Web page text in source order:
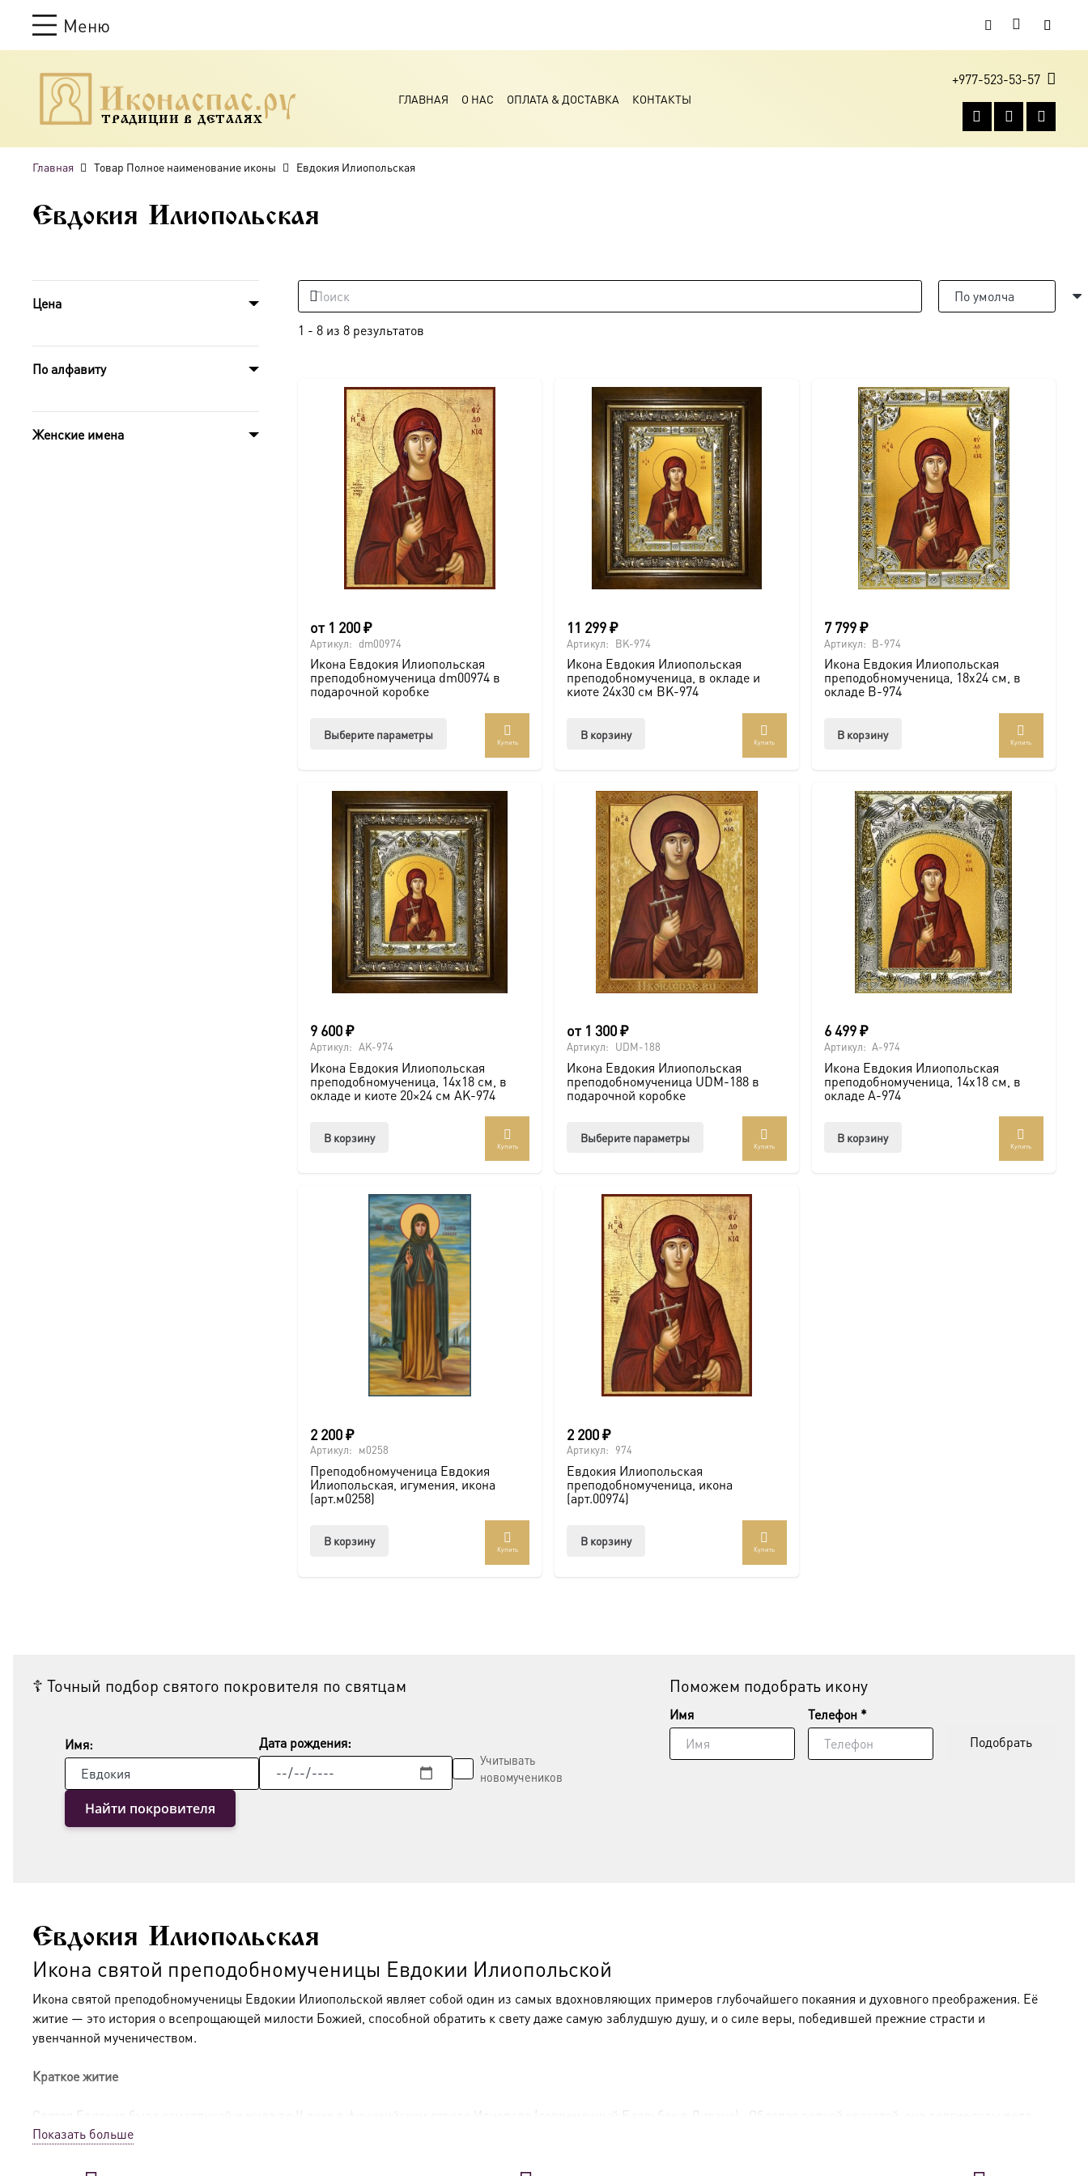
Меню
ТРАДИЦИИ В ДЕТАЛЯХ
ГЛАВНАЯ О НАС ОПЛАТА & ДОСТАВКА КОНТАКТЫ
+977-523-53-57
Главная Товар Полное наименование иконы Евдокия Илиопольская
Евдокия Илиопольская
Цена
По алфавиту
Женские имена
1 - 8 из 8 результатов
от 1 200₽
Артикул: dm00974
Икона Евдокия Илиопольская
преподобномученица dm00974 в
подарочной коробке
Выберите параметры
вариаций.
Опции
можно
выбрать
на
странице
товара.
Купить
11 299₽
Артикул: BK-974
Икона Евдокия Илиопольская
преподобномученица, в окладе и
киоте 24х30 см BK-974
В корзину
Купить
7 799₽
Артикул: B-974
Икона Евдокия Илиопольская
преподобномученица, 18х24 см, в
окладе B-974
В корзину
Купить
9 600₽
Артикул: AK-974
Икона Евдокия Илиопольская
преподобномученица, 14х18 см, в
окладе и киоте 20×24 см AK-974
В корзину
Купить
от 1 300₽
Артикул: UDM-188
Икона Евдокия Илиопольская
преподобномученица UDM-188 в
подарочной коробке
Выберите параметры
вариаций.
Опции
можно
выбрать
на
странице
товара.
Купить
6 499₽
Артикул: A-974
Икона Евдокия Илиопольская
преподобномученица, 14х18 см, в
окладе A-974
В корзину
Купить
2 200₽
Артикул: м0258
Преподобномученица Евдокия
Илиопольская, игумения, икона
(арт.м0258)
В корзину
Купить
2 200₽
Артикул: 974
Евдокия Илиопольская
преподобномученица, икона
(арт.00974)
В корзину
Купить
☦ Точный подбор святого покровителя по святцам
Имя: Дата рождения:
Учитывать
новомучеников
Найти покровителя
Поможем подобрать икону
Имя
Телефон *
Подобрать
Евдокия Илиопольская
Икона святой преподобномученицы Евдокии Илиопольской
Икона святой преподобномученицы Евдокии Илиопольской являет собой один из самых вдохновляющих примеров глубочайшего покаяния и духовного преображения. Её
житие — это история о всепрощающей милости Божией, способной обратить к свету даже самую заблудшую душу, и о силе веры, победившей прежние страсти и
увенчанной мученичеством.
Краткое житие
Святая Евдокия была самарянкой и жила во II веке в финикийском городе Илиополе (современный Баальбек в Ливане)
. Обладая редкой красотой, она долгие годы вела
греховную жизнь, стяжав этим огромное богатство
Показать больше